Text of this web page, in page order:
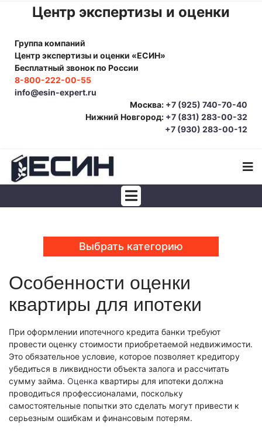
Центр экспертизы и оценки
Группа компаний
Центр экспертизы и оценки «ЕСИН»
Бесплатный звонок по России
8-800-222-00-55
info@esin-expert.ru
Москва: +7 (925) 740-70-40
Нижний Новгород: +7 (831) 283-00-32
+7 (930) 283-00-12
Почерковедческая экспертиза
Товароведческая экспертиза
Экономическая экспертиза
Автотехническая экспертиза
Экспертиза электробытовой техники
Техническая экспертиза документов
Электротехническая экспертиза
Фоноскопическая экспертиза
Экспертиза видео- и звукозаписей
Выбрать категорию
Фоноскопическая экспертиза
Психологическая экспертиза
Автотехническая экспертиза
Юридическая экспертиза
Экспертиза электробытовой техники
Экономическая экспертиза
Экологическая экспертиза
Техническая экспертиза документов
Строительно-техническая экспертиза
Почерковедческая экспертиза
Пожарно-техническая экспертиза
Юридико-лингвистическая экспертиза
Лингвистическая экспертиза
Компьютерно-техническая экспертиза
Геммологическая экспертиза (ювелирная)
Особенности оценки
квартиры для ипотеки
При оформлении ипотечного кредита банки требуют
провести оценку стоимости приобретаемой недвижимости.
Это обязательное условие, которое позволяет кредитору
убедиться в ликвидности объекта залога и рассчитать
сумму займа. Оценка квартиры для ипотеки должна
проводиться профессионалами, поскольку
самостоятельные попытки это сделать могут привести к
серьезным ошибкам и финансовым потерям.